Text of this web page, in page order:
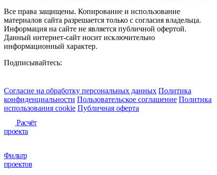
Все права защищены. Копирование и использование
материалов сайта разрешается только с согласия владельца.
Информация на сайте не является публичной офертой.
Данный интернет-сайт носит исключительно
информационный характер.
Подписывайтесь:
Согласие на обработку персональных данных Политика
конфиденциальности Пользовательское соглашение Политика
использования сookie Публичная оферта
Расчёт
проекта
Фильтр
проектов